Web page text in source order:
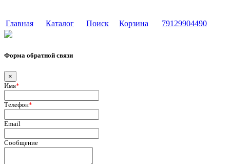
Главная Каталог Поиск Корзина 79129904490
Форма обратной связи
×
Имя*
Телефон*
Email
Сообщение